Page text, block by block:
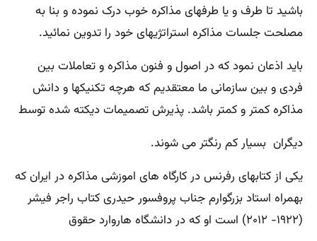
باشید تا طرف و یا طرفهای مذاکره خوب درک نموده و بنا به
مصلحت جلسات مذاکره استراتژیهای خود را تدوین نمائید.
باید اذعان نمود که در اصول و فنون مذاکره و تعاملات بین
فردی و بین سازمانی ما معتقدیم که هرچه تکنیکها و دانش
مذاکره کمتر و کمتر باشد. پذیرش تصمیمات دیکته شده توسط
دیگران بسیار کم رنگتر می شوند.
یکی از کتابهای رفرنس در کارگاه های اموزشی مذاکره در ایران که
بهمراه استاد بزرگوارم جناب پروفسور حیدری کتاب راجر فیشر
(۱۹۲۲- ۲۰۱۲) است او که در دانشگاه هاروارد حقوق